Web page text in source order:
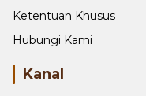
Ketentuan Khusus
Hubungi Kami
Kanal